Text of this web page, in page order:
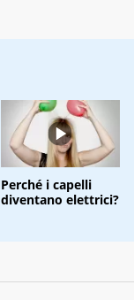
Perché i capelli
diventano elettrici?